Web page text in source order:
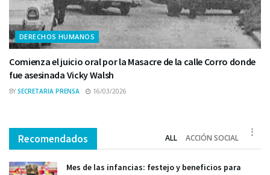
DERECHOS HUMANOS
Comienza el juicio oral por la Masacre de la calle Corro donde
fue asesinada Vicky Walsh
BY SECRETARIA PRENSA 16/03/2026
Recomendados ALL ACCIÓN SOCIAL
Mes de las infancias: festejo y beneficios para